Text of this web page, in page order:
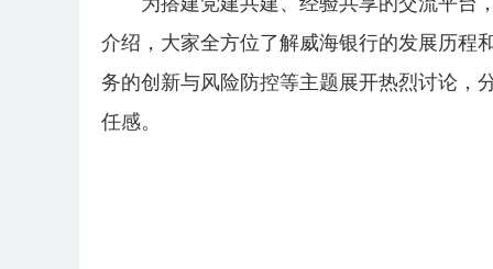
介绍，大家全方位了解威海银行的发展历程
务的创新与风险防控等主题展开热烈讨论，
任感。